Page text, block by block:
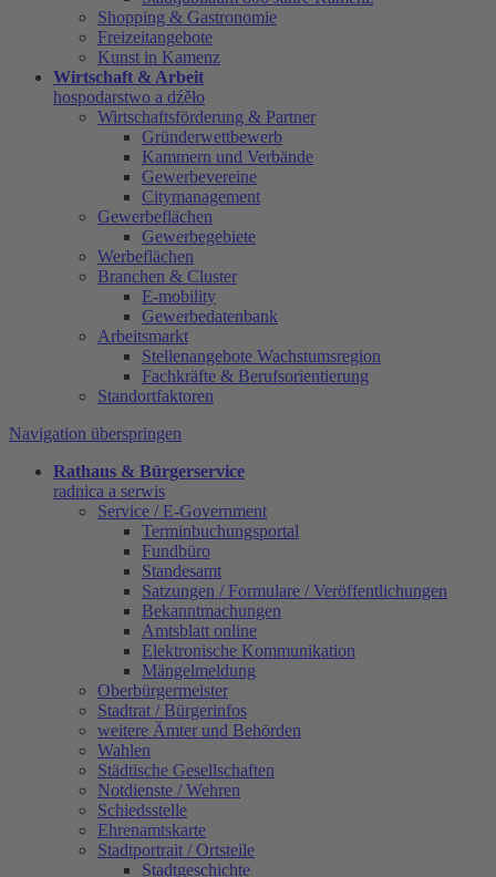
Shopping & Gastronomie
Freizeitangebote
Kunst in Kamenz
Wirtschaft & Arbeit
hospodarstwo a dźěło
Wirtschaftsförderung & Partner
Gründerwettbewerb
Kammern und Verbände
Gewerbevereine
Citymanagement
Gewerbeflächen
Gewerbegebiete
Werbeflächen
Branchen & Cluster
E-mobility
Gewerbedatenbank
Arbeitsmarkt
Stellenangebote Wachstumsregion
Fachkräfte & Berufsorientierung
Standortfaktoren
Navigation überspringen
Rathaus & Bürgerservice
radnica a serwis
Service / E-Government
Terminbuchungsportal
Fundbüro
Standesamt
Satzungen / Formulare / Veröffentlichungen
Bekanntmachungen
Amtsblatt online
Elektronische Kommunikation
Mängelmeldung
Oberbürgermeister
Stadtrat / Bürgerinfos
weitere Ämter und Behörden
Wahlen
Städtische Gesellschaften
Notdienste / Wehren
Schiedsstelle
Ehrenamtskarte
Stadtportrait / Ortsteile
Stadtgeschichte